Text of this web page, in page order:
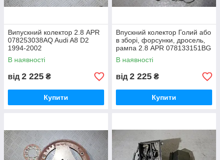
Випускний колектор 2.8 APR
078253038AQ Audi A8 D2
1994-2002
В наявності
від 2 225 ₴
Купити
Впускний колектор Голий або
в зборі, форсунки, дросель,
рампа 2.8 APR 078133151BG
Audi A8 D2 1994 — 2002
В наявності
від 2 225 ₴
Купити